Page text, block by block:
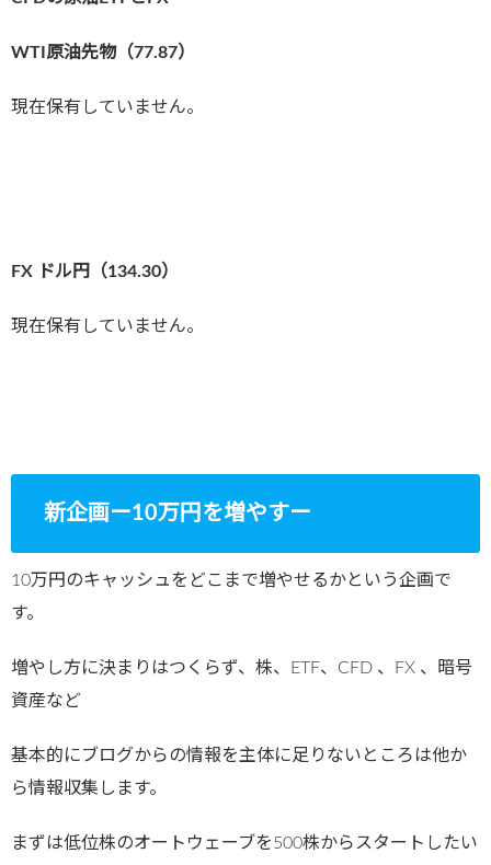
WTI原油先物（77.87）
現在保有していません。
FX ドル円（134.30）
現在保有していません。
新企画ー10万円を増やすー
10万円のキャッシュをどこまで増やせるかという企画で
す。
増やし方に決まりはつくらず、株、ETF、CFD 、FX 、暗号
資産など
基本的にブログからの情報を主体に足りないところは他か
ら情報収集します。
まずは低位株のオートウェーブを500株からスタートしたい